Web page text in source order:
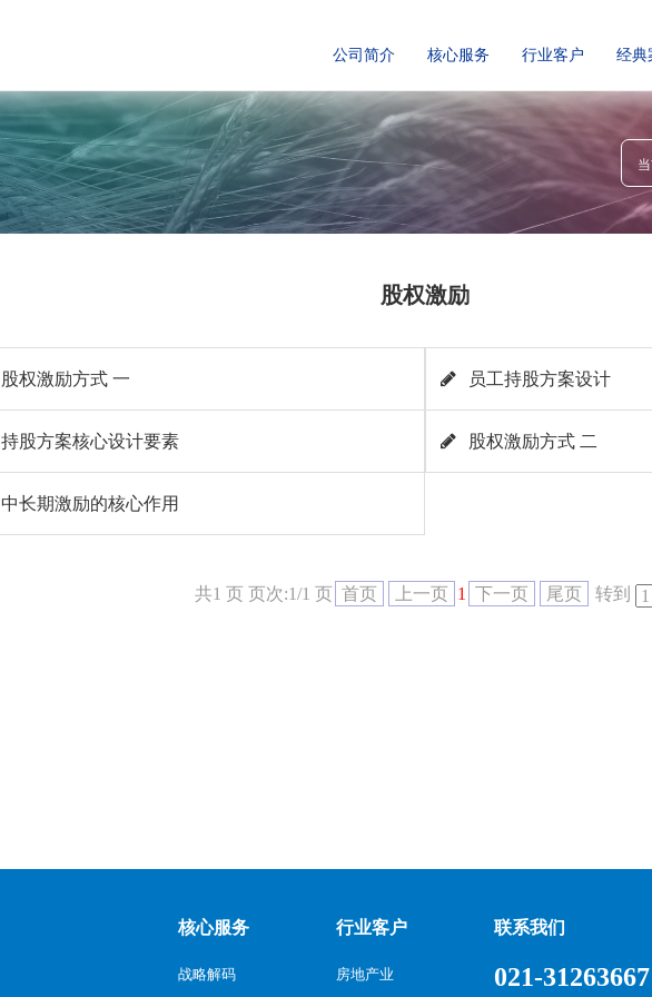
公司简介 核心服务 行业客户 经典
股权激励
股权激励方式 一 员工持股方案设计
持股方案核心设计要素 股权激励方式 二
中长期激励的核心作用
共1 页 页次:1/1 页 首页 上一页 1 下一页 尾页 转到
核心服务
战略解码
行业客户
房地产业
联系我们
021-31263667